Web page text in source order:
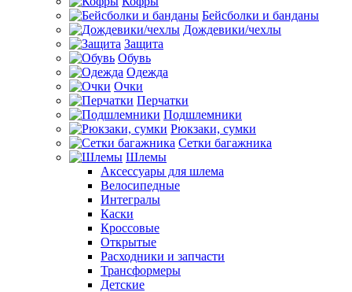
Бейсболки и банданы
Дождевики/чехлы
Защита
Обувь
Одежда
Очки
Перчатки
Подшлемники
Рюкзаки, сумки
Сетки багажника
Шлемы
Аксессуары для шлема
Велосипедные
Интегралы
Каски
Кроссовые
Открытые
Расходники и запчасти
Трансформеры
Детские